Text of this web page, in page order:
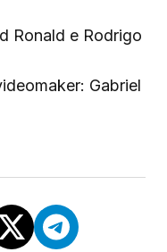
Ronald e Rodrigo
Gabriel